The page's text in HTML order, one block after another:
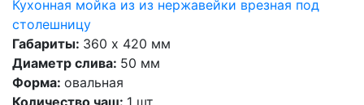
Кухонная мойка из из нержавейки врезная под
столешницу
Габариты: 360 х 420 мм
Диаметр слива: 50 мм
Форма: овальная
Количество чаш: 1 шт.